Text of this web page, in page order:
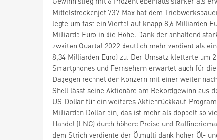
Mittelstreckenjet 737 Max hat dem
legte um fast ein Viertel auf knapp 8,6 Milliarden
Milliarde Euro in die Höhe. Dank der anhaltend
zweiten Quartal 2022 deutlich mehr verdient als
8,34 Milliarden Euro) zu. Der Umsatz kletterte um
Smartphones und Fernsehern erwartet auch für
Dagegen rechnet der Konzern mit einer weiter
Shell lässt seine Aktionäre am Rekordgewinn aus
US-Dollar für ein weiteres Aktienrückkauf-
Milliarden Dollar ein, das ist mehr als doppelt so
Handel (LNG) durch höhere Preise und
dem Strich verdiente der Ölmulti dank hoher Öl-